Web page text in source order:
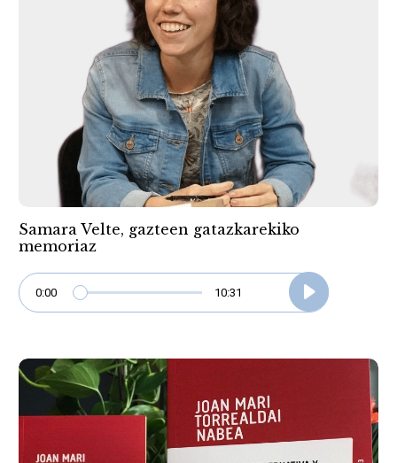
Samara Velte, gazteen gatazkarekiko
memoriaz
0:00 10:31